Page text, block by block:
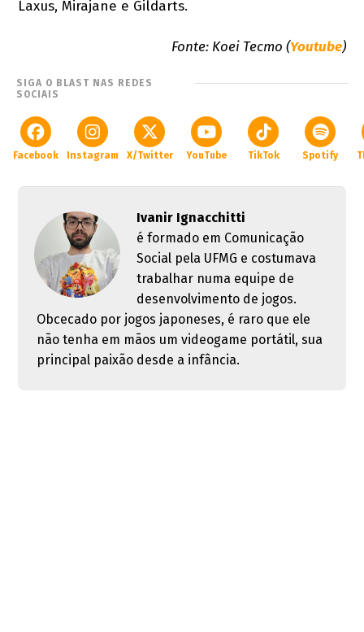
Laxus, Mirajane e Gildarts.
Fonte: Koei Tecmo (Youtube)
SIGA O BLAST NAS REDES
SOCIAIS
Facebook Instagram X/Twitter YouTube TikTok Spotify
Ivanir Ignacchitti
é formado em Comunicação
Social pela UFMG e costumava
trabalhar numa equipe de
desenvolvimento de jogos.
Obcecado por jogos japoneses, é raro que ele
não tenha em mãos um videogame portátil, sua
principal paixão desde a infância.